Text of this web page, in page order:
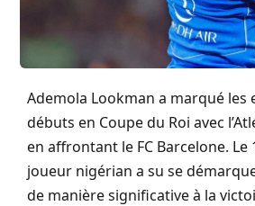
Ademola Lookman a marqué les
débuts en Coupe du Roi avec
en affrontant le FC Barcelone. Le
joueur nigérian a su se
de manière significative à la